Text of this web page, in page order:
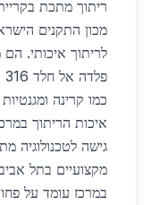
ריתוך מתכת
לריתוך איכותי.
כמו קרינה
איכות הריתוך
גישה לטכנולוגיה
מקצועיים בתל
במרכז עומד על פחות מ-1%, לעומת